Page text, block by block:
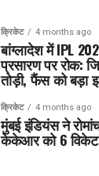
क्रिकेट 4 months ago
बांग्लादेश में IPL
प्रसारण पर रोक:
तोड़ी, फैंस को बड़ा
क्रिकेट 4 months ago
मुंबई इंडियंस ने
केकेआर को 6 विकेट